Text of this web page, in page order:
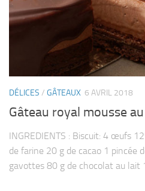
DÉLICES / GÂTEAUX 6 AVRIL 2018
Gâteau royal mousse
INGREDIENTS : Biscuit: 4 œufs
de farine 20 g de cacao 1 pincée
gavottes 80 g de chocolat au lait